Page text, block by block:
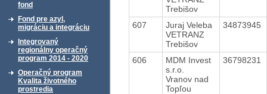
fond
Fond pre azyl,
migráciu a integráciu
Integrovaný
regionálny operačný
program 2014 - 2020
Operačný program
Kvalita životného
prostredia
Trebišov
607
Juraj Veleba
VETRANZ
Trebišov
34873945
606
MDM Invest
s.r.o.
Vranov nad
Topľou
36798231